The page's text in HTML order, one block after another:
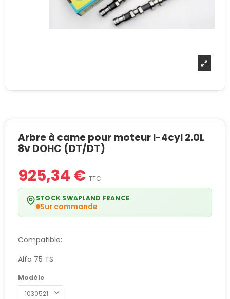
Arbre à came pour moteur I-4cyl 2.0L
8v DOHC (DT/DT)
925,34 € TTC
STOCK SWAPLAND FRANCE
Sur commande
Compatible:
Alfa 75 TS
Modèle